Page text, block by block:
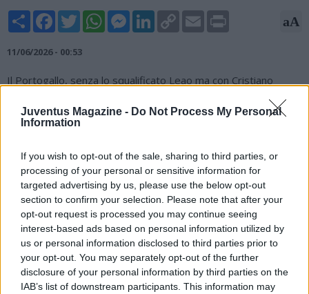
Juventus Magazine - Do Not Process My Personal
Information
If you wish to opt-out of the sale, sharing to third parties, or
processing of your personal or sensitive information for
targeted advertising by us, please use the below opt-out
section to confirm your selection. Please note that after your
opt-out request is processed you may continue seeing
interest-based ads based on personal information utilized by
us or personal information disclosed to third parties prior to
your opt-out. You may separately opt-out of the further
disclosure of your personal information by third parties on the
IAB’s list of downstream participants. This information may
Share FacebookTwitterWhatsAppMessengerLinkedInCopy
Link
Email aA
11/06/2026 - 00:53
Il Portogallo, senza lo squalificato Leao ma con Cristiano
nell'ultimo test amichevole prima del via dei Mondiali. La
nazionale di Martinez è passata in vantaggio con Pedro Neto
è stato però Adams. Dello juventino Francisco Conceicao il gol
della vittoria lusitana al 75esimo. Il Portogallo ha così allungato
a cinque la propria striscia di imbattibilità, con 4 vittorie e 1
pareggio.